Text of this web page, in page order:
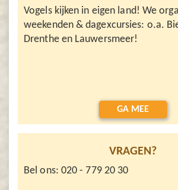
Vogels kijken in eigen land! We
weekenden & dagexcursies: o.a.
Drenthe en Lauwersmeer!
GA MEE
VRAGEN?
Bel ons: 020 - 779 20 30